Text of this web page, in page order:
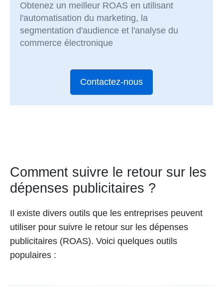
Obtenez un meilleur ROAS en utilisant
l'automatisation du marketing, la
segmentation d'audience et l'analyse du
commerce électronique
Contactez-nous
Comment suivre le retour sur les
dépenses publicitaires ?
Il existe divers outils que les entreprises peuvent
utiliser pour suivre le retour sur les dépenses
publicitaires (ROAS). Voici quelques outils
populaires :